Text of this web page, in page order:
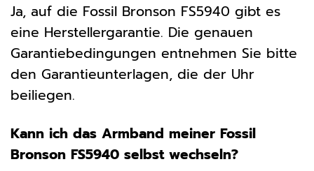
Ja, auf die Fossil Bronson FS5940 gibt es
eine Herstellergarantie. Die genauen
Garantiebedingungen entnehmen Sie bitte
den Garantieunterlagen, die der Uhr
beiliegen.
Kann ich das Armband meiner Fossil
Bronson FS5940 selbst wechseln?